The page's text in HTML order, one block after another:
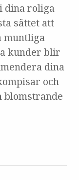
dina roliga
sättet att
muntliga
kunder blir
dina
och
blomstrande